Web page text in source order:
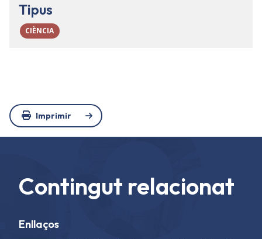
Tipus
CIÈNCIA
Imprimir
Contingut relacionat
Enllaços